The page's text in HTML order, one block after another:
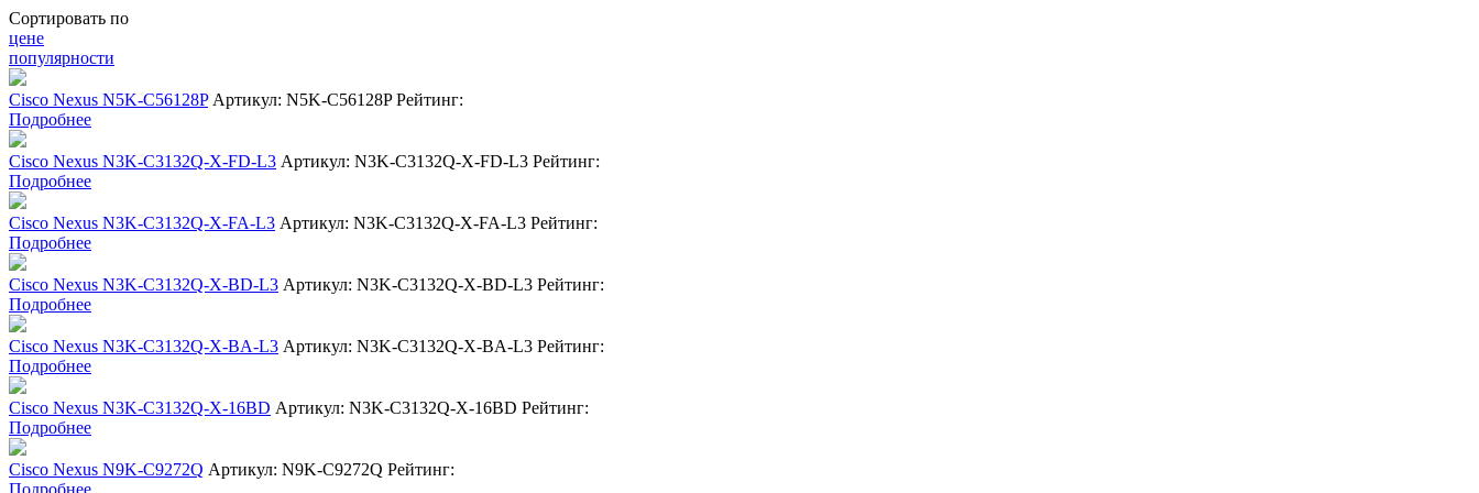
Сортировать по
цене
популярности
Cisco Nexus N5K-C56128P Артикул: N5K-C56128P Рейтинг:
Подробнее
Cisco Nexus N3K-C3132Q-X-FD-L3 Артикул: N3K-C3132Q-X-FD-L3 Рейтинг:
Подробнее
Cisco Nexus N3K-C3132Q-X-FA-L3 Артикул: N3K-C3132Q-X-FA-L3 Рейтинг:
Подробнее
Cisco Nexus N3K-C3132Q-X-BD-L3 Артикул: N3K-C3132Q-X-BD-L3 Рейтинг:
Подробнее
Cisco Nexus N3K-C3132Q-X-BA-L3 Артикул: N3K-C3132Q-X-BA-L3 Рейтинг:
Подробнее
Cisco Nexus N3K-C3132Q-X-16BD Артикул: N3K-C3132Q-X-16BD Рейтинг:
Подробнее
Cisco Nexus N9K-C9272Q Артикул: N9K-C9272Q Рейтинг: